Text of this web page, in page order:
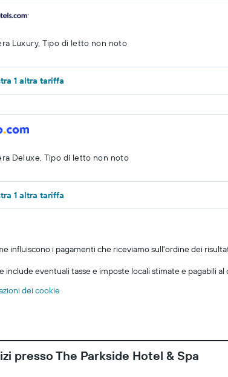
Luxury, Tipo di letto non noto
1 altra tariffa
Deluxe, Tipo di letto non noto
1 altra tariffa
influiscono i pagamenti che riceviamo sull'ordine dei
include eventuali tasse e imposte locali stimate e pagabili
dei cookie
presso The Parkside Hotel & Spa